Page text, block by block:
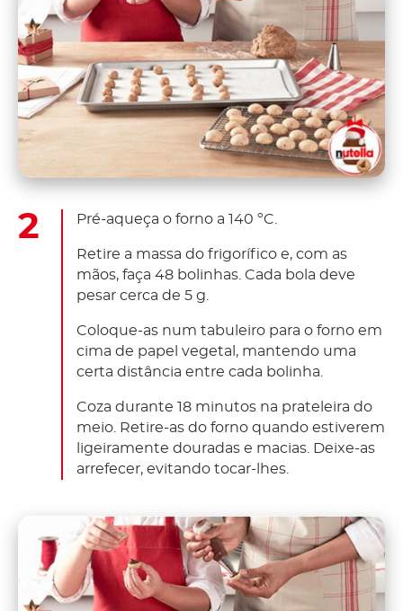
Pré-aqueça o forno a 140 ºC.
Retire a massa do frigorífico e, com as
mãos, faça 48 bolinhas. Cada bola deve
pesar cerca de 5 g.
Coloque-as num tabuleiro para o forno em
cima de papel vegetal, mantendo uma
certa distância entre cada bolinha.
Coza durante 18 minutos na prateleira do
meio. Retire-as do forno quando estiverem
ligeiramente douradas e macias. Deixe-as
arrefecer, evitando tocar-lhes.